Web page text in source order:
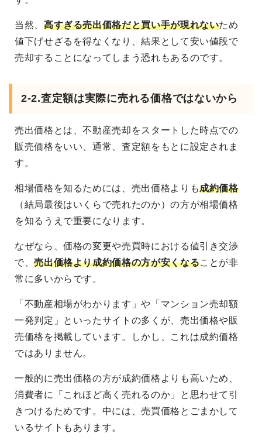
当然、 高すぎる売出価格だと買い手が現れないため
値下げせざるを得なくなり、結果として安い値段で
売却することになってしまう恐れもあるのです。
2-2.査定額は実際に売れる価格ではないから
売出価格とは、不動産売却をスタートした時点での
販売価格をいい、通常、査定額をもとに設定されま
す。
相場価格を知るためには、売出価格よりも成約価格
（結局最後はいくらで売れたのか）の方が相場価格
を知るうえで重要になります。
なぜなら、価格の変更や売買時における値引き交渉
で、売出価格より成約価格の方が安くなることが非
常に多いからです。
「不動産相場がわかります」や「マンション売却額
一発判定」といったサイトの多くが、売出価格や販
売価格を掲載しています。しかし、これは成約価格
ではありません。
一般的に売出価格の方が成約価格よりも高いため、
消費者に「これほど高く売れるのか」と思わせて引
きつけるためです。中には、売買価格とごまかして
いるサイトもあります。